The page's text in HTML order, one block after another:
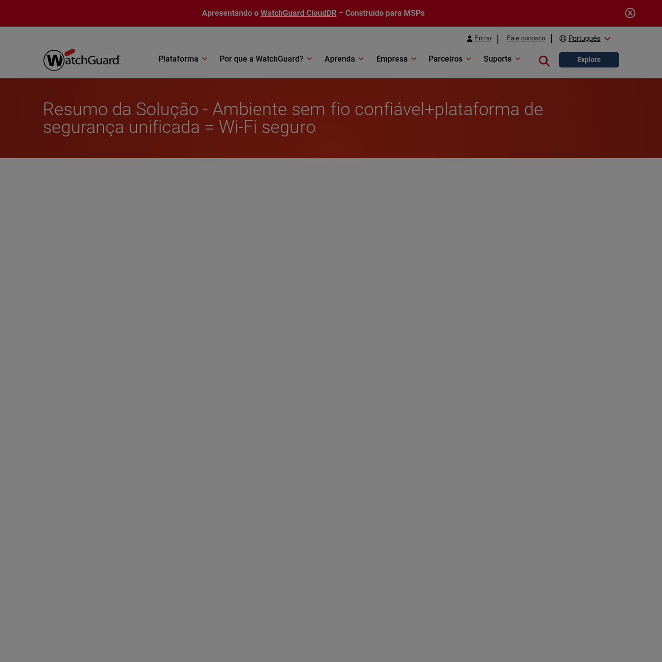
Apresentando o WatchGuard CloudDR – Construído para MSPs
Entrar Fale conosco Português
Plataforma Por que a WatchGuard? Aprenda Empresa Parceiros Suporte Close search
Explore
Resumo da Solução - Ambiente sem fio confiável+plataforma de
segurança unificada = Wi-Fi seguro